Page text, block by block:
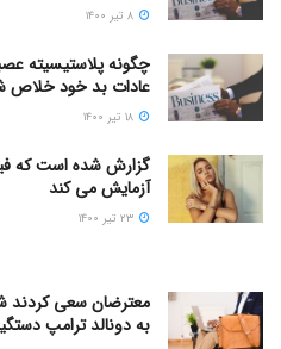
چگونه پلاستیسیته
عادات بد خود خلاص
گزارش شده است که
آزمایش می کند
معترضان سعی کردند
به دونالد ترامپ